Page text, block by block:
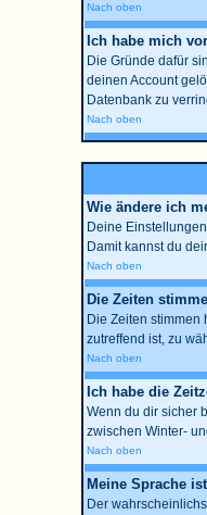
Nach oben
Ich habe mich
Die Gründe dafür
deinen Account
Datenbank zu
Nach oben
Wie ändere ich
Deine
Damit kannst du
Nach oben
Die Zeiten
Die Zeiten
zutreffend ist, zu
Nach oben
Ich habe die
Wenn du dir sicher
zwischen Winter-
Nach oben
Meine Sprache
Der